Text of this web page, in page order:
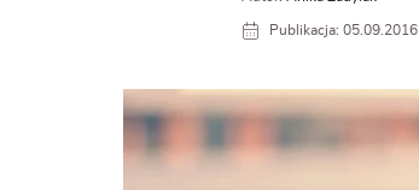
Publikacja: 05.09.2016